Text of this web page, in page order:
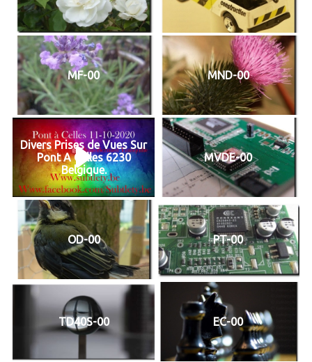
MF-00 MND-00
Divers Prises de Vues Sur
Pont A Celles 6230
Belgique.
MVDE-00
OD-00 PT-00
TD40S-00 EC-00